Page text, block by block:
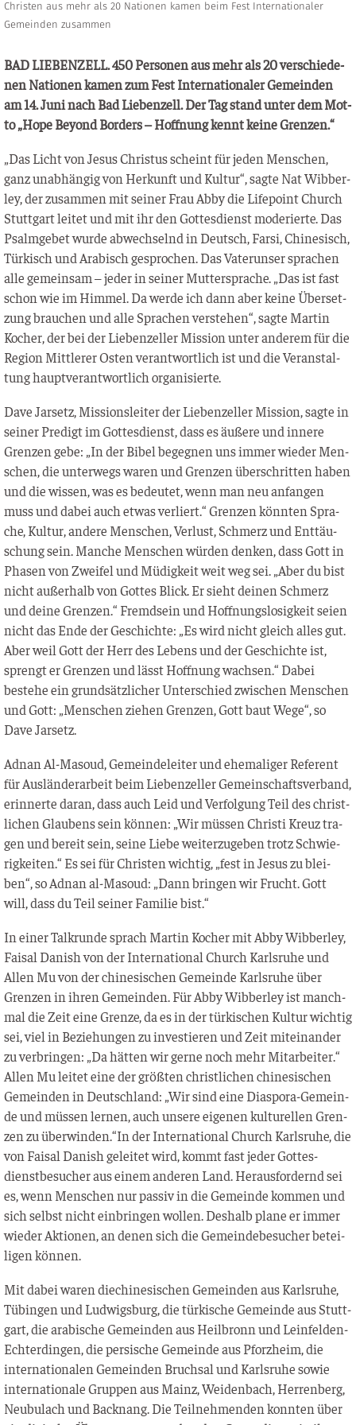
Christen aus mehr als 20 Nationen kamen beim Fest Internationaler
Gemeinden zusammen
BAD LIEBENZELL. 450 Per­so­nen aus mehr als 20 ver­schie­de­
nen Natio­nen kamen zum Fest Inter­na­tio­na­ler Gemein­den
am 14. Juni nach Bad Lie­ben­zell. Der Tag stand unter dem Mot­
to „Hope Bey­ond Bor­ders – Hoff­nung kennt kei­ne Grenzen.“
„Das Licht von Jesus Chris­tus scheint für jeden Men­schen,
ganz unab­hän­gig von Her­kunft und Kul­tur“, sag­te Nat Wib­ber­
ley, der zusam­men mit sei­ner Frau Abby die Life­point Church
Stutt­gart lei­tet und mit ihr den Got­tes­dienst mode­rier­te. Das
Psalm­ge­bet wur­de abwech­selnd in Deutsch, Far­si, Chi­ne­sisch,
Tür­kisch und Ara­bisch gespro­chen. Das Vater­un­ser spra­chen
alle gemein­sam – jeder in sei­ner Mut­ter­spra­che. „Das ist fast
schon wie im Him­mel. Da wer­de ich dann aber kei­ne Über­set­
zung brau­chen und alle Spra­chen ver­ste­hen“, sag­te Mar­tin
Kocher, der bei der Lie­ben­zel­ler Mis­si­on unter ande­rem für die
Regi­on Mitt­le­rer Osten ver­ant­wort­lich ist und die Ver­an­stal­
tung haupt­ver­ant­wort­lich organisierte.
Dave Jar­setz, Mis­si­ons­lei­ter der Lie­ben­zel­ler Mis­si­on, sag­te in
sei­ner Pre­digt im Got­tes­dienst, dass es äuße­re und inne­re
Gren­zen gebe: „In der Bibel begeg­nen uns immer wie­der Men­
schen, die unter­wegs waren und Gren­zen über­schrit­ten haben
und die wis­sen, was es bedeu­tet, wenn man neu anfan­gen
muss und dabei auch etwas ver­liert.“ Gren­zen könn­ten Spra­
che, Kul­tur, ande­re Men­schen, Ver­lust, Schmerz und Ent­täu­
schung sein. Man­che Men­schen wür­den den­ken, dass Gott in
Pha­sen von Zwei­fel und Müdig­keit weit weg sei. „Aber du bist
nicht außer­halb von Got­tes Blick. Er sieht dei­nen Schmerz
und dei­ne Gren­zen.“ Fremd­sein und Hoff­nungs­lo­sig­keit sei­en
nicht das Ende der Geschich­te: „Es wird nicht gleich alles gut.
Aber weil Gott der Herr des Lebens und der Geschich­te ist,
sprengt er Gren­zen und lässt Hoff­nung wach­sen.“ Dabei
bestehe ein grund­sätz­li­cher Unter­schied zwi­schen Men­schen
und Gott: „Men­schen zie­hen Gren­zen, Gott baut Wege“, so
Dave Jarsetz.
Adnan Al-Masoud, Gemein­de­lei­ter und ehe­ma­li­ger Refe­rent
für Aus­län­der­ar­beit beim Lie­ben­zel­ler Gemein­schafts­ver­band,
erin­ner­te dar­an, dass auch Leid und Ver­fol­gung Teil des christ­
li­chen Glau­bens sein kön­nen: „Wir müs­sen Chris­ti Kreuz tra­
gen und bereit sein, sei­ne Lie­be wei­ter­zu­ge­ben trotz Schwie­
rig­kei­ten.“ Es sei für Chris­ten wich­tig, „fest in Jesus zu blei­
ben“, so Adnan al-Masoud: „Dann brin­gen wir Frucht. Gott
will, dass du Teil sei­ner Fami­lie bist.“
In einer Talk­run­de sprach Mar­tin Kocher mit Abby Wib­ber­ley,
Fai­sal Danish von der Inter­na­tio­nal Church Karls­ru­he und
Allen Mu von der chi­ne­si­schen Gemein­de Karls­ru­he über
Gren­zen in ihren Gemein­den. Für Abby Wib­ber­ley ist manch­
mal die Zeit eine Gren­ze, da es in der tür­ki­schen Kul­tur wich­tig
sei, viel in Bezie­hun­gen zu inves­tie­ren und Zeit mit­ein­an­der
zu ver­brin­gen: „Da hät­ten wir ger­ne noch mehr Mit­ar­bei­ter.“
Allen Mu lei­tet eine der größ­ten christ­li­chen chi­ne­si­schen
Gemein­den in Deutsch­land: „Wir sind eine Dia­spo­ra-Gemein­
de und müs­sen ler­nen, auch unse­re eige­nen kul­tu­rel­len Gren­
zen zu überwinden.“In der Inter­na­tio­nal Church Karls­ru­he, die
von Fai­sal Danish gelei­tet wird, kommt fast jeder Got­tes­
dienst­be­su­cher aus einem ande­ren Land. Her­aus­for­dernd sei
es, wenn Men­schen nur pas­siv in die Gemein­de kom­men und
sich selbst nicht ein­brin­gen wol­len. Des­halb pla­ne er immer
wie­der Aktio­nen, an denen sich die Gemein­de­be­su­cher betei­
li­gen können.
Mit dabei waren die­chi­ne­si­schen Gemein­den aus Karls­ru­he,
Tübin­gen und Lud­wigs­burg, die tür­ki­sche Gemein­de aus Stutt­
gart, die ara­bi­sche Gemein­den aus Heil­bronn und Lein­fel­den-
Ech­ter­din­gen, die per­si­sche Gemein­de aus Pforz­heim, die
inter­na­tio­na­len Gemein­den Bruch­sal und Karls­ru­he sowie
inter­na­tio­na­le Grup­pen aus Mainz, Wei­den­bach, Her­ren­berg,
Neu­bu­lach und Back­nang. Die Teil­neh­men­den konn­ten über